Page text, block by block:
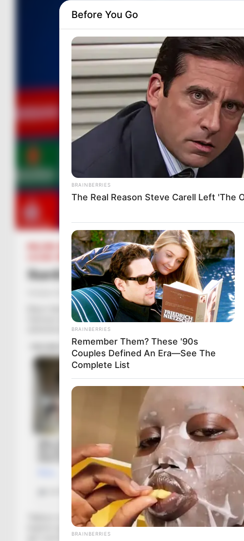
BOTA STATIKE CHAMPIONS LEAGUE FUTBOLL BOTA
SERIE A
Ikardi: Mëkat që s’do luajë Mesi,
October 23, 2018 Sport Ekspres
Mauro Ikardi rikthehet në Barcelonë shtatë vite mbasi bëri valixhet
Sulmuesi argjentinas foli në konferencën për shtyp para takimit të
adoleshencës
“Ndihem mirë te Interi. Unë dhe familje ime po ja kalojmë shumë
largimin nga këtu. Është e vërtetë që kam pasur oferta në vetë,
gjë e përsëris thuajse çdo ditë”.
Before You Go
BRAINBERRIES
The Real Reason Steve Carell Left 'The
BRAINBERRIES
Remember Them? These '90s
Couples Defined An Era—See The
Complete List
BRAINBERRIES